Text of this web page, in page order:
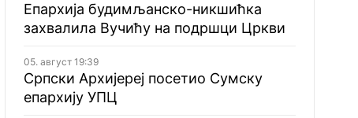
Епархија будимљанско-никшићка
захвалила Вучићу на подршци Цркви
05. август 19:39
Српски Архијереј посетио Сумску
епархију УПЦ